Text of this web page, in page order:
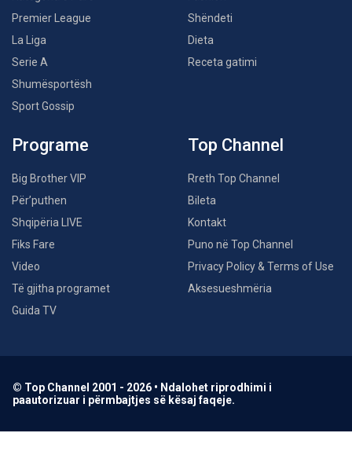
Premier League
La Liga
Serie A
Shumësportësh
Sport Gossip
Shëndeti
Dieta
Receta gatimi
Programe
Big Brother VIP
Për’puthen
Shqipëria LIVE
Fiks Fare
Video
Të gjitha programet
Guida TV
Top Channel
Rreth Top Channel
Bileta
Kontakt
Puno në Top Channel
Privacy Policy & Terms of Use
Aksesueshmëria
© Top Channel 2001 - 2026 • Ndalohet riprodhimi i
paautorizuar i përmbajtjes së kësaj faqeje.